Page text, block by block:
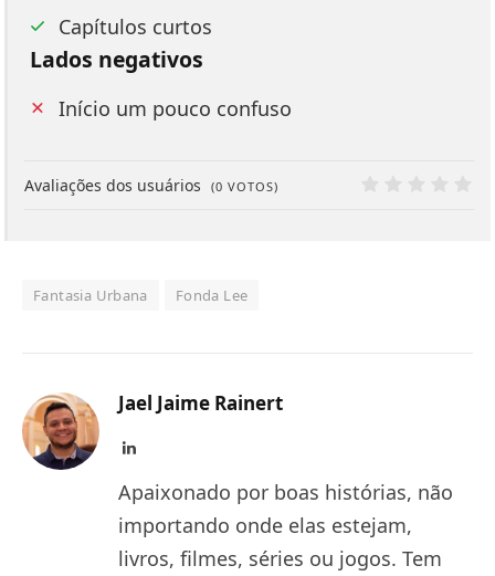
Capítulos curtos
Lados negativos
Início um pouco confuso
Avaliações dos usuários (0 VOTOS)
Fantasia Urbana Fonda Lee
Jael Jaime Rainert
LinkedIn
Apaixonado por boas histórias, não
importando onde elas estejam,
livros, filmes, séries ou jogos. Tem